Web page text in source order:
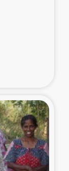
事業